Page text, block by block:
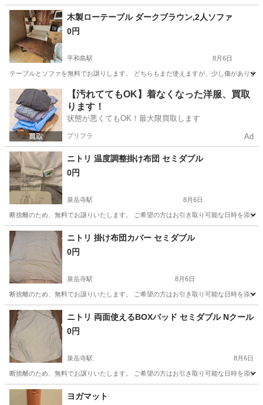
東京 目黒区 西小山駅 テーブル ダイニング
木製ローテーブル ダークブラウン,2人ソファ
0円
平和島駅 8月6日
テーブルとソファを無料でお譲りします。 どちらもまだ使えますが、少し傷があり
東京 大田区 平和島駅 ソファ ロー
【汚れててもOK】着なくなった洋服、買取
ります！
状態が悪くてもOK！最大限買取します
プリフラ Ad
ニトリ 温度調整掛け布団 セミダブル
0円
泉岳寺駅 8月6日
断捨離のため、無料でお譲りいたします。 ご希望の方はお引き取り可能な日時を添え
東京 港区 泉岳寺駅 寝具 掛け布団ニトリ 掛け布団カバー セミダブル
0円
泉岳寺駅 8月6日
断捨離のため、無料でお譲りいたします。 ご希望の方はお引き取り可能な日時を添え
東京 港区 泉岳寺駅 寝具
ニトリ 両面使えるBOXパッド セミダブル Nクール
0円
泉岳寺駅 8月6日
断捨離のため、無料でお譲りいたします。 ご希望の方はお引き取り可能な日時を添え
東京 港区 泉岳寺駅
ヨガマット